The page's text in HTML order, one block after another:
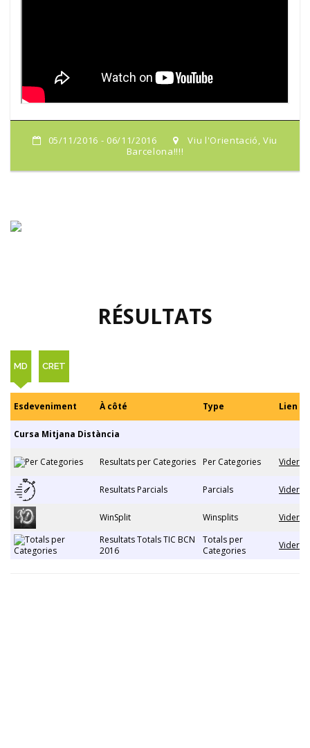
05/11/2016 - 06/11/2016
Viu l'Orientació, Viu
Barcelona!!!!
RÉSULTATS
MD CRET
Esdeveniment À côté Type Lien
Cursa Mitjana Distància
Resultats per Categories Per Categories Vider
Resultats Parcials Parcials Vider
WinSplit Winsplits
Vider
Resultats Totals TIC BCN
2016
Totals per
Categories
Vider